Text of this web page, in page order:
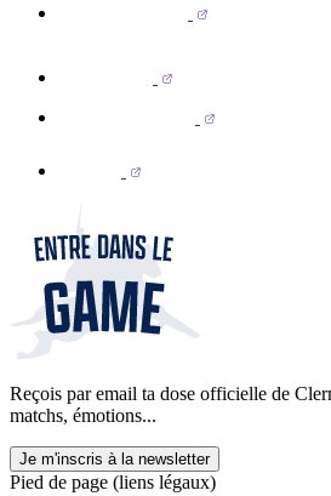
Reçois par email ta dose officielle de
matchs, émotions...
Je m'inscris à la newsletter
Pied de page (liens légaux)